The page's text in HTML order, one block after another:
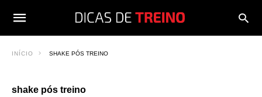
INÍCIO SHAKE PÓS TREINO
shake pós treino